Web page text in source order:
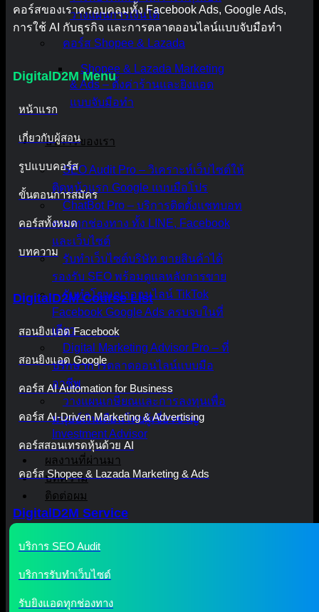
วางแผนการเงินได้
คอร์ส Shopee & Lazada
Shopee & Lazada Marketing
& Ads – ตั้งค่าร้านและยิงแอด
แบบจับมือทำ
บริการของเรา
SEO Audit Pro – วิเคราะห์เว็บไซต์ให้
ติดหน้าแรก Google แบบมือโปร
ChatBot Pro – บริการติดตั้งแชทบอท
ครบทุกช่องทาง ทั้ง LINE, Facebook
และเว็บไซต์
รับทำเว็บไซต์บริษัท ขายสินค้าได้
รองรับ SEO พร้อมดูแลหลังการขาย
รับทำโฆษณาออนไลน์ TikTok
Facebook Google Ads ครบจบในที่
เดียว
Digital Marketing Advisor Pro – ที่
ปรึกษาการตลาดออนไลน์แบบมือ
อาชีพ
วางแผนเกษียณและการลงทุนเพื่อ
มนุษย์เงินเดือนโดยผู้เชี่ยวชาญ
Investment Advisor
ผลงานที่ผ่านมา
บทความ
ติดต่อผม
คอร์สของเราครอบคลุมทั้ง Facebook Ads, Google Ads,
การใช้ AI กับธุรกิจ และการตลาดออนไลน์แบบจับมือทำ
DigitalD2M Menu
หน้าแรก
เกี่ยวกับผู้สอน
รูปแบบคอร์ส
ขั้นตอนการสมัคร
คอร์สทั้งหมด
บทความ
DigitalD2M Course List
สอนยิงแอด Facebook
สอนยิงแอด Google
คอร์ส AI Automation for Business
คอร์ส AI-Driven Marketing & Advertising
คอร์สสอนเทรดหุ้นด้วย AI
คอร์ส Shopee & Lazada Marketing & Ads
DigitalD2M Service
บริการ SEO Audit
บริการรับทำเว็บไซต์
รับยิงแอดทุกช่องทาง